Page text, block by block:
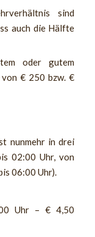
sind
auch die Hälfte
oder gutem
€ 250 bzw. €
nunmehr in drei
02:00 Uhr, von
06:00 Uhr).
Uhr – € 4,50